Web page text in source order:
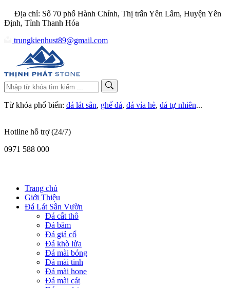
Địa chỉ: Số 70 phố Hành Chính, Thị trấn Yên Lâm, Huyện Yên
Định, Tỉnh Thanh Hóa
trungkienhust89@gmail.com
Từ khóa phổ biến: đá lát sân, ghế đá, đá vỉa hè, đá tự nhiên...
Hotline hỗ trợ (24/7)
0971 588 000
Trang chủ
Giới Thiệu
Đá Lát Sân Vườn
Đá cắt thô
Đá băm
Đá giả cổ
Đá khò lửa
Đá mài bóng
Đá mài tinh
Đá mài hone
Đá mài cát